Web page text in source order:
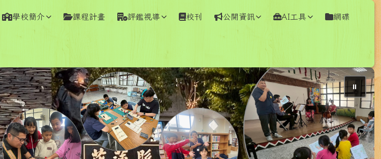
網
學校簡介 課程計畫 評鑑視導 校刊 公開資訊 AI工具 網碟
⏸